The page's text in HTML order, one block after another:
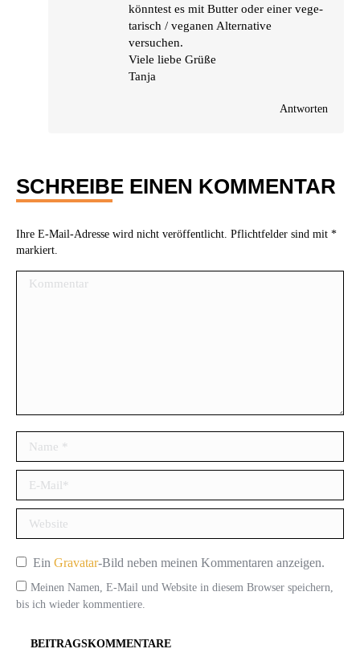
könn­test es mit But­ter oder einer vege­
ta­risch / vega­nen Alter­na­ti­ve
versuchen.
Vie­le lie­be Grüße
Tanja
Antworten
SCHREIBE EINEN KOMMENTAR
Ihre E-Mail-Adresse wird nicht veröffentlicht. Pflichtfelder sind mit *
markiert.
Kommentar
EinGravatar-Bild neben meinen Kommentaren anzeigen.
Meinen Namen, E-Mail und Website in diesem Browser speichern,
bis ich wieder kommentiere.
BEITRAGSKOMMENTARE